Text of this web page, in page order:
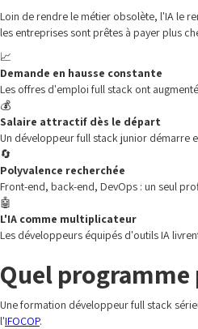
Loin de rendre le métier obsolète, l'IA le
les entreprises sont prêtes à payer plus
📈
Demande en hausse constante
Les offres d'emploi full stack ont
💰
Salaire attractif dès le départ
Un développeur full stack junior démarre
🔄
Polyvalence recherchée
Front-end, back-end, DevOps : un seul
🤖
L'IA comme multiplicateur
Les développeurs équipés d'outils IA
Quel
Une formation développeur full stack
l'IFOCOP.